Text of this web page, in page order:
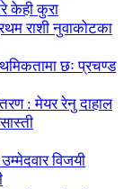
केही कुरा
राशी नुवाकोटका
छः प्रचण्ड
: मेयर रेनु दाहाल
विजयी